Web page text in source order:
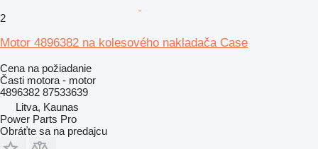
2
Motor 4896382 na kolesového nakladača Case
Cena na požiadanie
Časti motora - motor
4896382 87533639
Litva, Kaunas
Power Parts Pro
Obráťte sa na predajcu